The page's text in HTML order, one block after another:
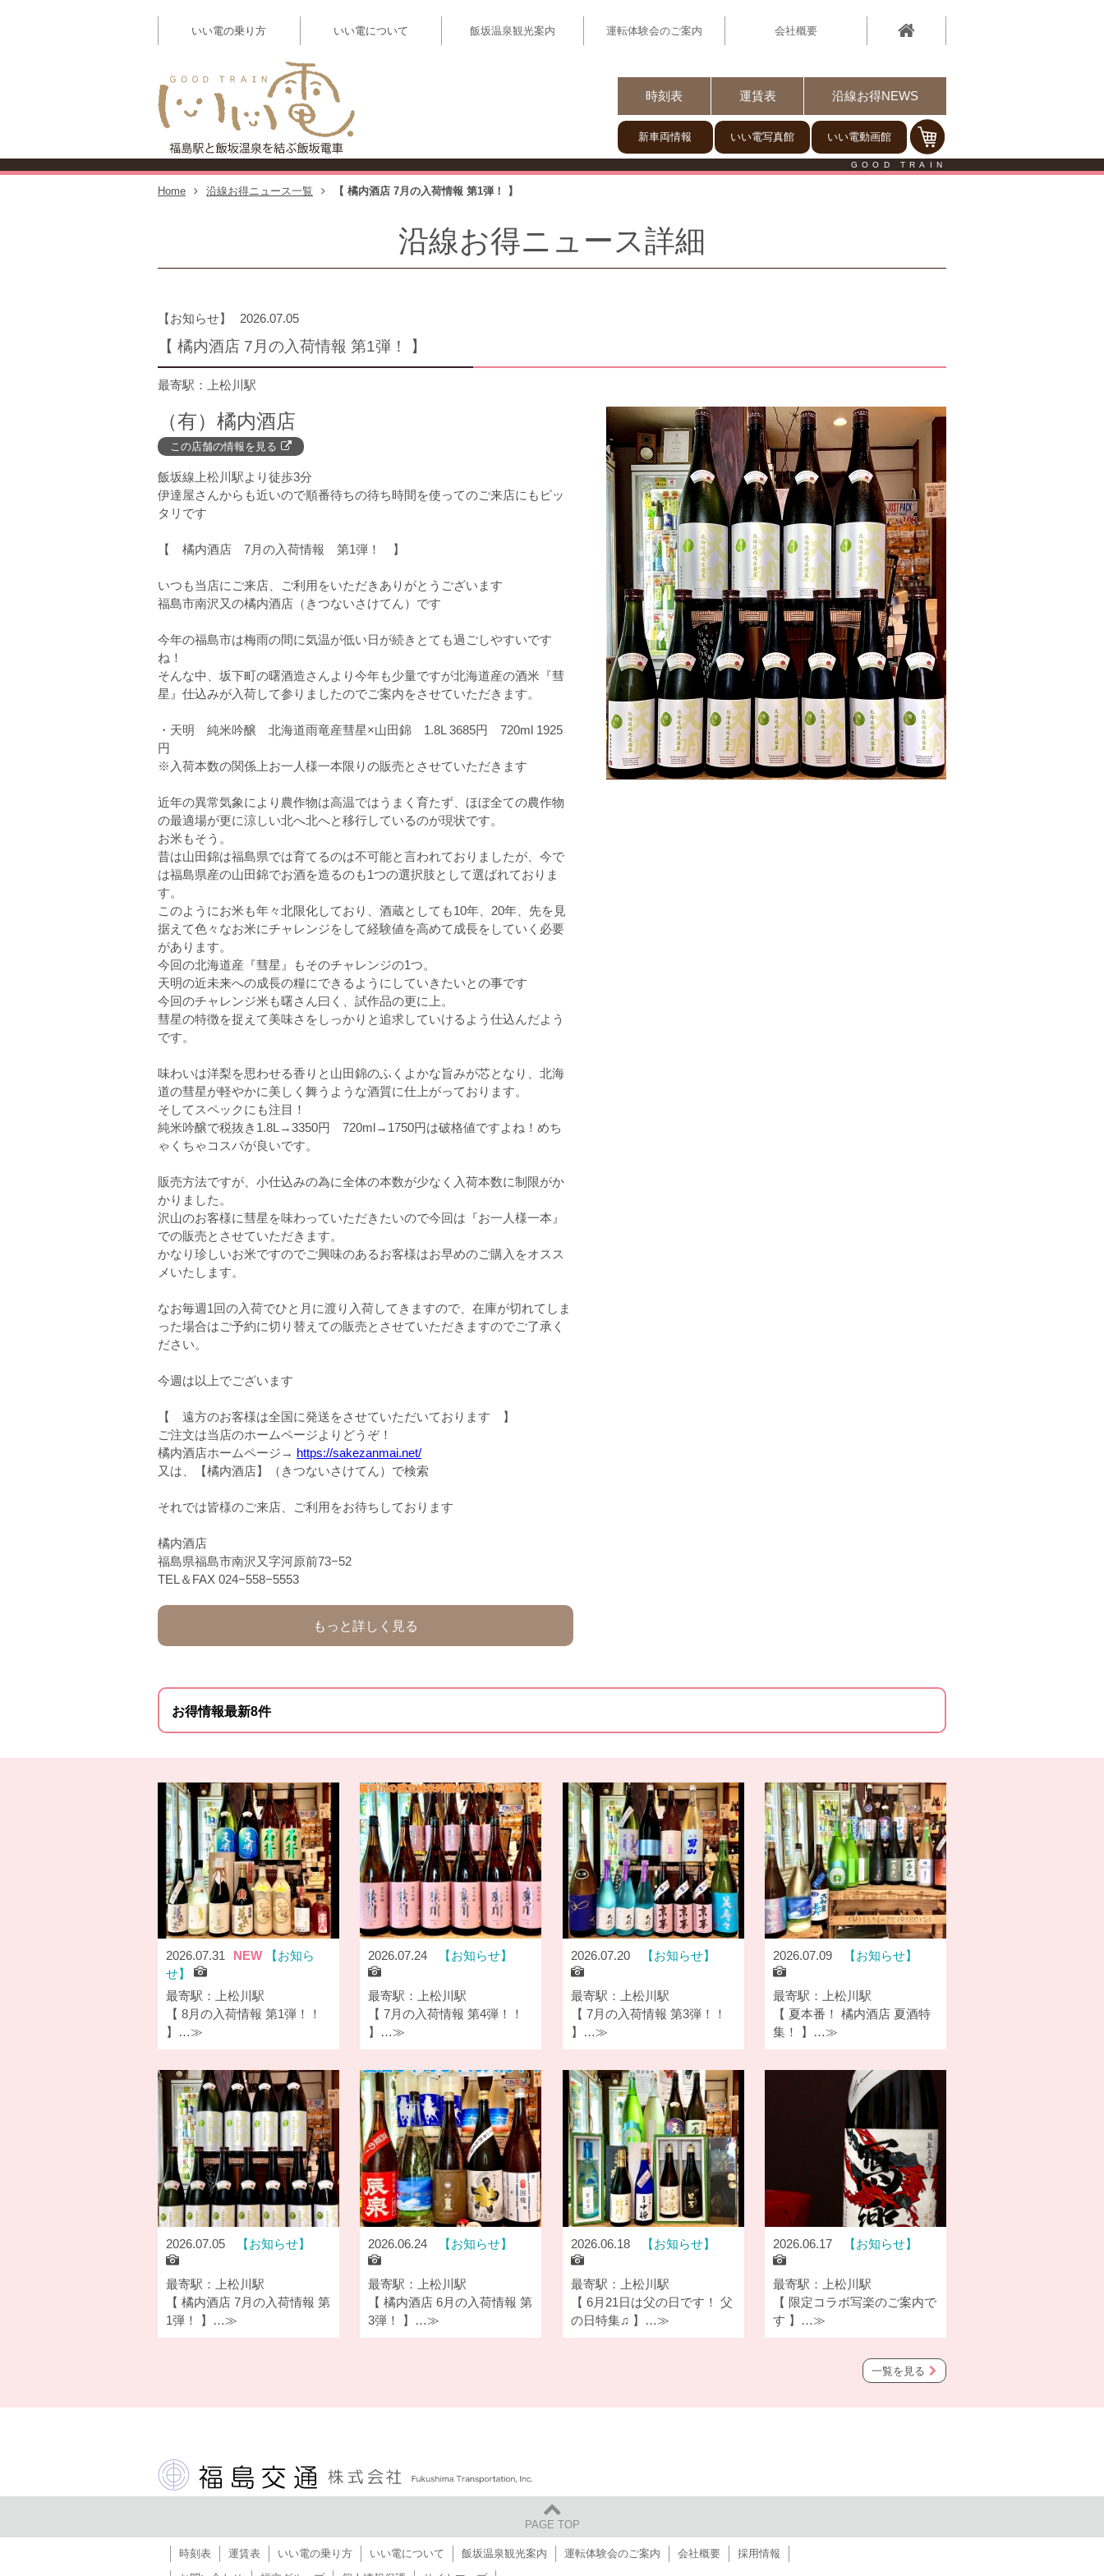
いい電の乗り方 いい電について 飯坂温泉観光案内 運転体験会のご案内 会社概要
時刻表
運賃表 沿線お得NEWS
新車両情報 いい電写真館 いい電動画館
GOOD TRAIN
Home 沿線お得ニュース一覧 【 橘内酒店 7月の入荷情報 第1弾！ 】
沿線お得ニュース詳細
お知らせ 2026.07.05
【 橘内酒店 7月の入荷情報 第1弾！ 】
上松川駅
（有）橘内酒店
この店舗の情報を見る
飯坂線上松川駅より徒歩3分
伊達屋さんからも近いので順番待ちの待ち時間を使ってのご来店にもピッ
タリです
【 橘内酒店 7月の入荷情報 第1弾！ 】
いつも当店にご来店、ご利用をいただきありがとうございます
福島市南沢又の橘内酒店（きつないさけてん）です
今年の福島市は梅雨の間に気温が低い日が続きとても過ごしやすいです
ね！
そんな中、坂下町の曙酒造さんより今年も少量ですが北海道産の酒米『彗
星』仕込みが入荷して参りましたのでご案内をさせていただきます。
・天明 純米吟醸 北海道雨竜産彗星×山田錦 1.8L 3685円 720ml 1925
円
※入荷本数の関係上お一人様一本限りの販売とさせていただきます
近年の異常気象により農作物は高温ではうまく育たず、ほぼ全ての農作物
の最適場が更に涼しい北へ北へと移行しているのが現状です。
お米もそう。
昔は山田錦は福島県では育てるのは不可能と言われておりましたが、今で
は福島県産の山田錦でお酒を造るのも1つの選択肢として選ばれておりま
す。
このようにお米も年々北限化しており、酒蔵としても10年、20年、先を見
据えて色々なお米にチャレンジをして経験値を高めて成長をしていく必要
があります。
今回の北海道産『彗星』もそのチャレンジの1つ。
天明の近未来への成長の糧にできるようにしていきたいとの事です
今回のチャレンジ米も曙さん曰く、試作品の更に上。
彗星の特徴を捉えて美味さをしっかりと追求していけるよう仕込んだよう
です。
味わいは洋梨を思わせる香りと山田錦のふくよかな旨みが芯となり、北海
道の彗星が軽やかに美しく舞うような酒質に仕上がっております。
そしてスペックにも注目！
純米吟醸で税抜き1.8L→3350円 720ml→1750円は破格値ですよね！めち
ゃくちゃコスパが良いです。
販売方法ですが、小仕込みの為に全体の本数が少なく入荷本数に制限がか
かりました。
沢山のお客様に彗星を味わっていただきたいので今回は『お一人様一本』
での販売とさせていただきます。
かなり珍しいお米ですのでご興味のあるお客様はお早めのご購入をオスス
メいたします。
なお毎週1回の入荷でひと月に渡り入荷してきますので、在庫が切れてしま
った場合はご予約に切り替えての販売とさせていただきますのでご了承く
ださい。
今週は以上でございます
【 遠方のお客様は全国に発送をさせていただいております 】
ご注文は当店のホームページよりどうぞ！
橘内酒店ホームページ→ https://sakezanmai.net/
又は、【橘内酒店】（きつないさけてん）で検索
それでは皆様のご来店、ご利用をお待ちしております
橘内酒店
福島県福島市南沢又字河原前73−52
TEL＆FAX 024−558−5553
もっと詳しく見る
お得情報最新8件
2026.07.31 NEW
お知ら
せ
最寄駅：上松川駅
【 8月の入荷情報 第1弾！！
】…≫
2026.07.24 お知らせ
最寄駅：上松川駅
【 7月の入荷情報 第4弾！！
】…≫
2026.07.20 お知らせ
最寄駅：上松川駅
【 7月の入荷情報 第3弾！！
】…≫
2026.07.09 お知らせ
最寄駅：上松川駅
【 夏本番！ 橘内酒店 夏酒特
集！ 】…≫
2026.07.05 お知らせ
最寄駅：上松川駅
【 橘内酒店 7月の入荷情報 第
1弾！ 】…≫
2026.06.24 お知らせ
最寄駅：上松川駅
【 橘内酒店 6月の入荷情報 第
3弾！ 】…≫
2026.06.18 お知らせ
最寄駅：上松川駅
【 6月21日は父の日です！ 父
の日特集♫ 】…≫
2026.06.17 お知らせ
最寄駅：上松川駅
【 限定コラボ写楽のご案内で
す 】…≫
一覧を見る
PAGE TOP
時刻表 運賃表 いい電の乗り方 いい電について 飯坂温泉観光案内 運転体験会のご案内 会社概要
採用情報